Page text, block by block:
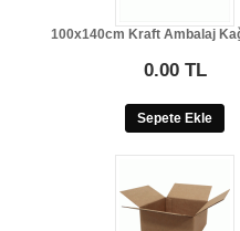
100x140cm Kraft Ambalaj
0.00 TL
Sepete Ekle